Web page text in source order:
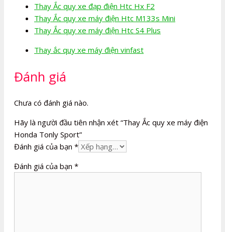
Thay Ắc quy xe đạp điện Htc Hx F2
Thay Ắc quy xe máy điện Htc M133s Mini
Thay Ắc quy xe máy điện Htc S4 Plus
Thay ắc quy xe máy điện vinfast
Đánh giá
Chưa có đánh giá nào.
Hãy là người đầu tiên nhận xét “Thay Ắc quy xe máy điện
Honda Tonly Sport”
Đánh giá của bạn *
Đánh giá của bạn *